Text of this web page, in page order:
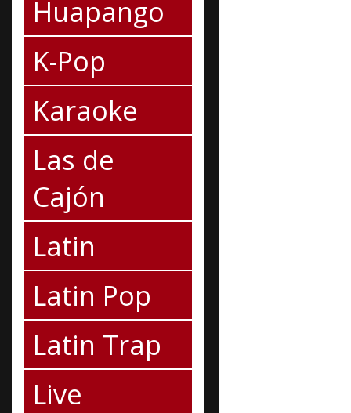
Huapango
K-Pop
Karaoke
Las de
Cajón
Latin
Latin Pop
Latin Trap
Live